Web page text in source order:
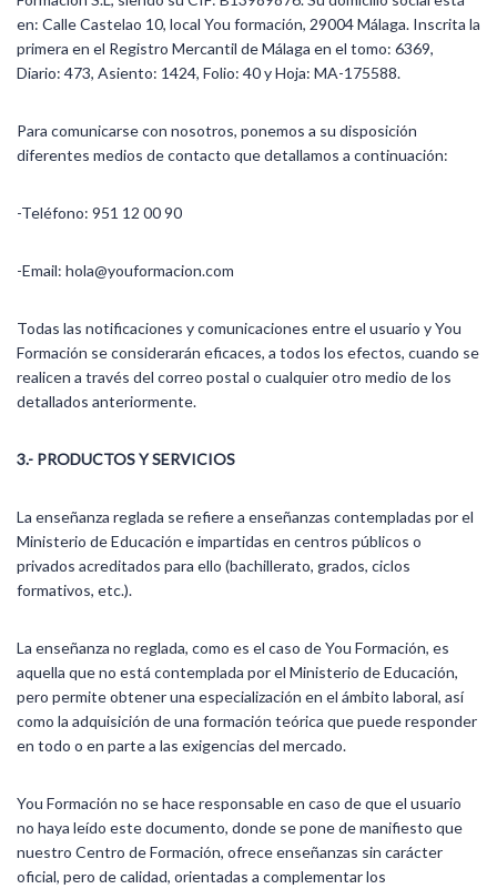
en: Calle Castelao 10, local You formación, 29004 Málaga. Inscrita la
primera en el Registro Mercantil de Málaga en el tomo: 6369,
Diario: 473, Asiento: 1424, Folio: 40 y Hoja: MA-175588.
Para comunicarse con nosotros, ponemos a su disposición
diferentes medios de contacto que detallamos a continuación:
-Teléfono: 951 12 00 90
-Email: hola@youformacion.com
Todas las notificaciones y comunicaciones entre el usuario y You
Formación se considerarán eficaces, a todos los efectos, cuando se
realicen a través del correo postal o cualquier otro medio de los
detallados anteriormente.
3.- PRODUCTOS Y SERVICIOS
La enseñanza reglada se refiere a enseñanzas contempladas por el
Ministerio de Educación e impartidas en centros públicos o
privados acreditados para ello (bachillerato, grados, ciclos
formativos, etc.).
La enseñanza no reglada, como es el caso de You Formación, es
aquella que no está contemplada por el Ministerio de Educación,
pero permite obtener una especialización en el ámbito laboral, así
como la adquisición de una formación teórica que puede responder
en todo o en parte a las exigencias del mercado.
You Formación no se hace responsable en caso de que el usuario
no haya leído este documento, donde se pone de manifiesto que
nuestro Centro de Formación, ofrece enseñanzas sin carácter
oficial, pero de calidad, orientadas a complementar los